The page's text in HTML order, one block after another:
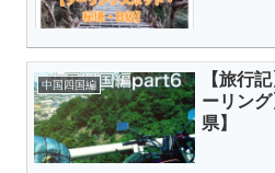
中国四国編
【旅行
ーリン
県】